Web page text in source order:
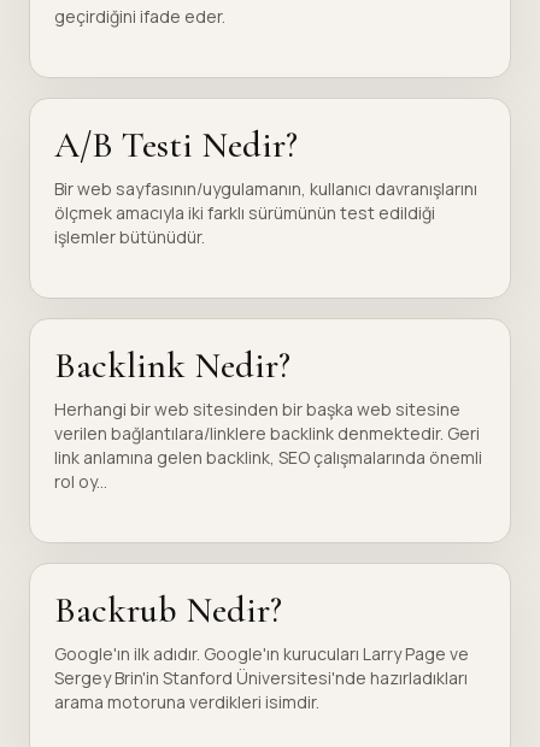
geçirdiğini ifade eder.
A/B Testi Nedir?
Bir web sayfasının/uygulamanın, kullanıcı davranışlarını
ölçmek amacıyla iki farklı sürümünün test edildiği
işlemler bütünüdür.
Backlink Nedir?
Herhangi bir web sitesinden bir başka web sitesine
verilen bağlantılara/linklere backlink denmektedir. Geri
link anlamına gelen backlink, SEO çalışmalarında önemli
rol oy...
Backrub Nedir?
Google'ın ilk adıdır. Google'ın kurucuları Larry Page ve
Sergey Brin'in Stanford Üniversitesi'nde hazırladıkları
arama motoruna verdikleri isimdir.